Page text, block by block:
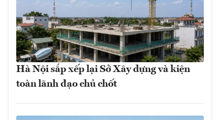
Hà Nội sắp xếp lại Sở Xây dựng và kiện
toàn lãnh đạo chủ chốt